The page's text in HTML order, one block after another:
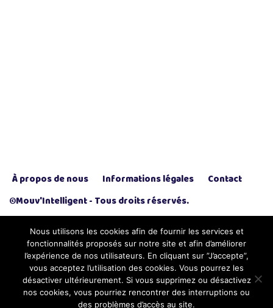
À propos de nous Informations légales
Contact
©Mouv'Intelligent - Tous droits réservés.
Nous utilisons les cookies afin de fournir les services et
fonctionnalités proposés sur notre site et afin d’améliorer
l’expérience de nos utilisateurs. En cliquant sur ”J’accepte”,
vous acceptez l’utilisation des cookies. Vous pourrez les
désactiver ultérieurement. Si vous supprimez ou désactivez
nos cookies, vous pourriez rencontrer des interruptions ou
des problèmes d’accès au site.